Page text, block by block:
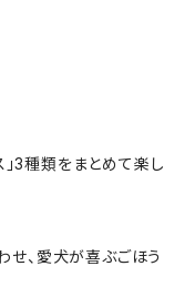
3種類をまとめて楽し
、愛犬が喜ぶごほう